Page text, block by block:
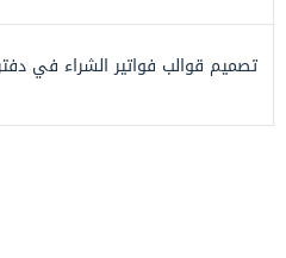
تصميم قوالب فواتير الشراء في